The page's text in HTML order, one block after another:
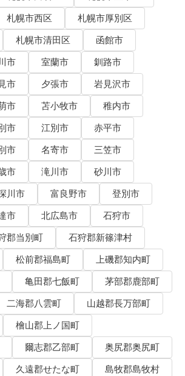
札幌市西区
札幌市厚別区
札幌市清田区
函館市
市 室蘭市
釧路市
市 夕張市
岩見沢市
市 苫小牧市
稚内市
市 江別市
赤平市
市 名寄市
三笠市
市 滝川市
砂川市
川市 富良野市
登別市
市 北広島市
石狩市
郡当別町
石狩郡新篠津村
松前郡福島町
上磯郡知内町
亀田郡七飯町
茅部郡鹿部町
二海郡八雲町
山越郡長万部町
檜山郡上ノ国町
爾志郡乙部町
奥尻郡奥尻町
久遠郡せたな町
島牧郡島牧村